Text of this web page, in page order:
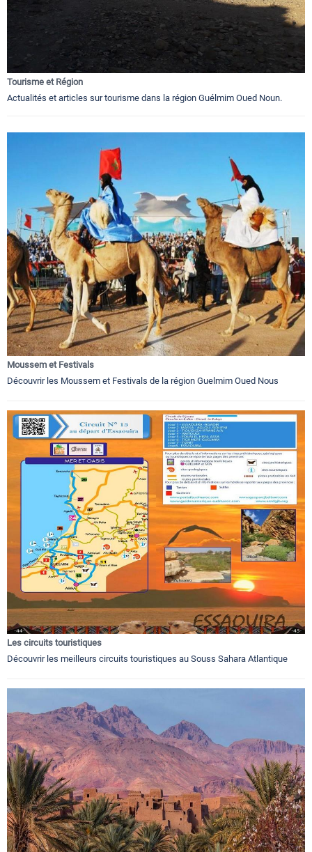
Tourisme et Région
Actualités et articles sur tourisme dans la région Guélmim Oued Noun.
Moussem et Festivals
Découvrir les Moussem et Festivals de la région Guelmim Oued Nous
Les circuits touristiques
Découvrir les meilleurs circuits touristiques au Souss Sahara Atlantique